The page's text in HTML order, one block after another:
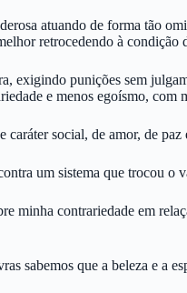
atuando de forma tão
retrocedendo à condição
exigindo punições sem
e menos egoísmo,
social, de amor, de
um sistema que trocou
minha contrariedade em
sabemos que a beleza e a